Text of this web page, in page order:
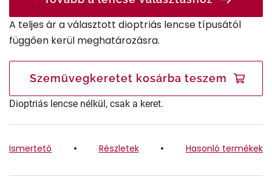
A teljes ár a választott dioptriás lencse típusától
függően kerül meghatározásra.
Szemüvegkeretet kosárba teszem
Dioptriás lencse nélkül, csak a keret.
Ismertető Részletek Hasonló termékek